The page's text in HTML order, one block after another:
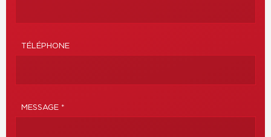
TÉLÉPHONE
MESSAGE *